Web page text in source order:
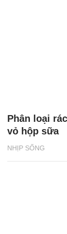
NHỊP SỐNG
Phân loại
vỏ hộp sữa